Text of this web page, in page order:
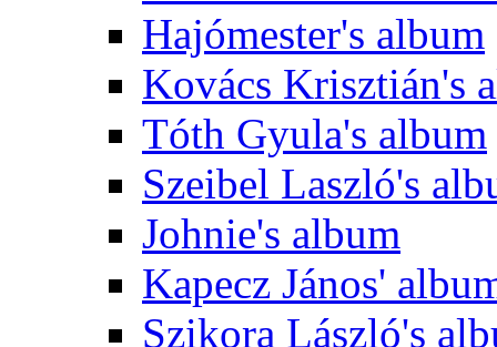
Hajómester's album
Kovács Krisztián's
Tóth Gyula's album
Szeibel Laszló's
Johnie's album
Kapecz János'
Szikora László's